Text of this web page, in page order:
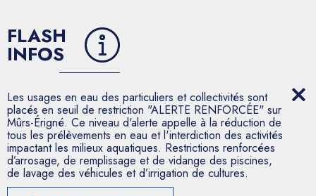
FLASH
INFOS
Les usages en eau des particuliers et collectivités sont
placés en seuil de restriction "ALERTE RENFORCÉE" sur
Mûrs-Érigné. Ce niveau d'alerte appelle à la réduction de
tous les prélèvements en eau et l'interdiction des activités
impactant les milieux aquatiques. Restrictions renforcées
d’arrosage, de remplissage et de vidange des piscines,
de lavage des véhicules et d’irrigation de cultures.